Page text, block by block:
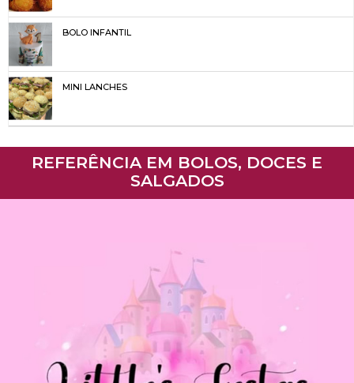
BOLO INFANTIL
MINI LANCHES
REFERÊNCIA EM BOLOS, DOCES E
SALGADOS